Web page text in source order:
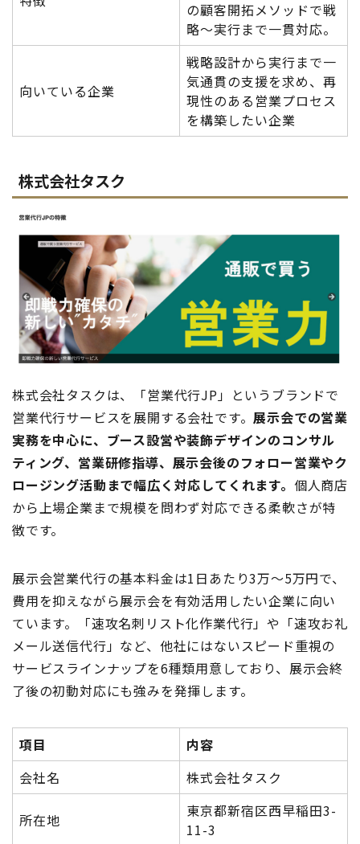
の顧客開拓メソッドで戦
略〜実行まで一貫対応。
向いている企業
戦略設計から実行まで一
気通貫の支援を求め、再
現性のある営業プロセス
を構築したい企業
株式会社タスク
株式会社タスクは、「営業代行JP」というブランドで
営業代行サービスを展開する会社です。展示会での営業
実務を中心に、ブース設営や装飾デザインのコンサル
ティング、営業研修指導、展示会後のフォロー営業やク
ロージング活動まで幅広く対応してくれます。 個人商店
から上場企業まで規模を問わず対応できる柔軟さが特
徴です。
展示会営業代行の基本料金は1日あたり3万〜5万円で、
費用を抑えながら展示会を有効活用したい企業に向い
ています。「速攻名刺リスト化作業代行」や「速攻お礼
メール送信代行」など、他社にはないスピード重視の
サービスラインナップを6種類用意しており、展示会終
了後の初動対応にも強みを発揮します。
項目
内容
会社名
株式会社タスク
所在地
東京都新宿区西早稲田3-
11-3